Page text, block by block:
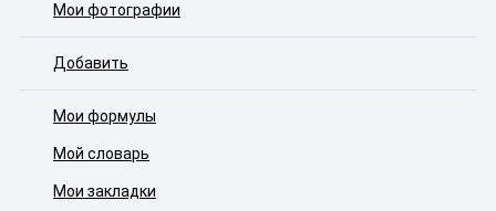
Мои фотографии
Добавить
Мои формулы
Мой словарь
Мои закладки